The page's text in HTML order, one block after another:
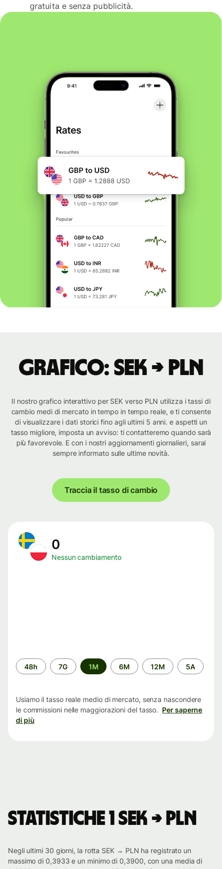
gratuita e senza pubblicità.
Grafico: SEK → PLN
Il nostro grafico interattivo per SEK verso PLN utilizza i tassi di
cambio medi di mercato in tempo in tempo reale, e ti consente
di visualizzare i dati storici fino agli ultimi 5 anni. e aspetti un
tasso migliore, imposta un avviso: ti contatteremo quando sarà
più favorevole. E con i nostri aggiornamenti giornalieri, sarai
sempre informato sulle ultime novità.
Traccia il tasso di cambio
0
Nessun cambiamento
Periodo
di
48h 7G 1M 6M 12M 5A
Usiamo il tasso reale medio di mercato, senza nascondere
le commissioni nelle maggiorazioni del tasso. Per saperne
di più
Statistiche 1 SEK → PLN
Negli ultimi 30 giorni, la rotta SEK → PLN ha registrato un
massimo di 0,3933 e un minimo di 0,3900, con una media di